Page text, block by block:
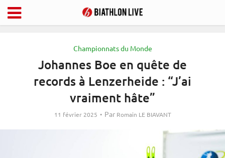
Championnats du Monde
Johannes Boe en quête de
records à Lenzerheide : “J’ai
vraiment hâte”
11 février 2025 Par Romain LE BIAVANT